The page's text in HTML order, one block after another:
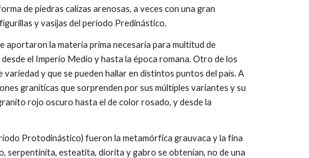
de piedras calizas arenosas, a veces con una gran
y vasijas del período Predinástico.
aportaron la materia prima necesaria para multitud de
el Imperio Medio y hasta la época romana. Otro de los
y que se pueden hallar en distintos puntos del país. A
graníticas que sorprenden por sus múltiples variantes y su
rojo oscuro hasta el de color rosado, y desde la
Protodinástico) fueron la metamórfica grauvaca y la fina
serpentinita, esteatita, diorita y gabro se obtenían, no de una